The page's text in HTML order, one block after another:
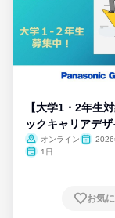
【大学1・2年生
ックキャリアデ
ム
オンライン
2026
1日
お気